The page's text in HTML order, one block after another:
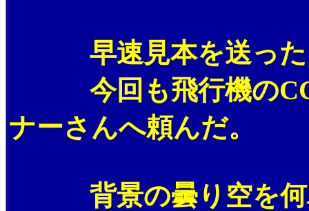
早速見本を送ったそ
今回も飛行機のCG
ナーさんへ頼んだ。
背景の曇り空を何パ